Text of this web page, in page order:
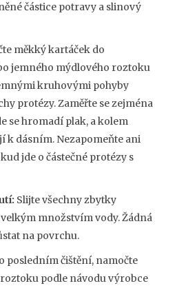
částice potravy a slinový
měkký kartáček do
jemného mýdlového roztoku
kruhovými pohyby
protézy. Zaměřte se zejména
se hromadí plak, a kolem
k dásním. Nezapomeňte ani
jde o částečné protézy s
Slijte všechny zbytky
množstvím vody. Žádná
na povrchu.
posledním čištění, namočte
podle návodu výrobce